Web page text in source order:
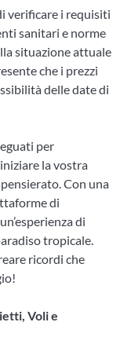
verificare i requisiti
sanitari e norme
situazione attuale
che i prezzi
delle date di
per
la vostra
Con una
di
di
tropicale.
ricordi che
Voli e